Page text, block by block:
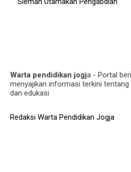
Warta pendidikan jogja - Portal
menyajikan informasi terkini
dan edukasi
Redaksi Warta Pendidikan Jogja